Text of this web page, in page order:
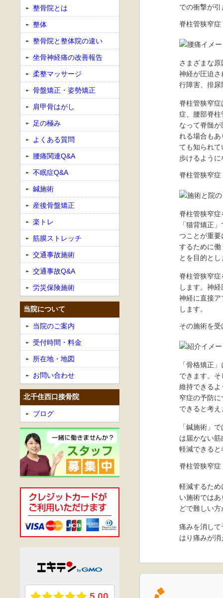
での衝撃が
脊柱管狭窄
さまざまな
神経が圧迫
行障害、排
脊柱管狭窄
症、腰部脊
なって脊髄
れる場合も
ても知られ
歩けるように
脊柱管狭窄
脊柱管狭窄
「猫背矯正
つことが重
するために
とを目的とし
脊柱管狭窄
します。神
神経に直接
します。
その施術を
「骨格矯正
できます。
維持できる
窄症の予防
できると考え
「鍼施術」
は届かない
軽減できると
脊柱管狭窄
軽減するた
い施術では
どで難しい
痛みを消し
はり痛みが
整骨院とは
整体
整骨院と整体院の違い
坐骨神経痛の改善報告
柔整マッサージ
骨盤矯正・姿勢矯正
肩甲骨はがし
足の極み
よくある質問
腰痛関連Q&A
不眠症Q&A
鍼施術
産後骨盤矯正
楽トレ
筋膜ストレッチ
交通事故施術
交通事故Q&A
労災保険施術
当院について
当院のご案内
受付時間・料金
所在地・地図
お問い合わせ
北千住西口接骨院
ブログ